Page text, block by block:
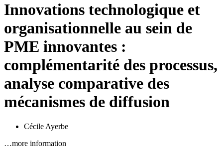
Innovations technologique et
organisationnelle au sein de
PME innovantes :
complémentarité des processus,
analyse comparative des
mécanismes de diffusion
Cécile Ayerbe
…more information